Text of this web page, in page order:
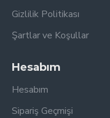
Gizlilik Politikası
Şartlar ve Koşullar
Hesabım
Hesabım
Sipariş Geçmişi